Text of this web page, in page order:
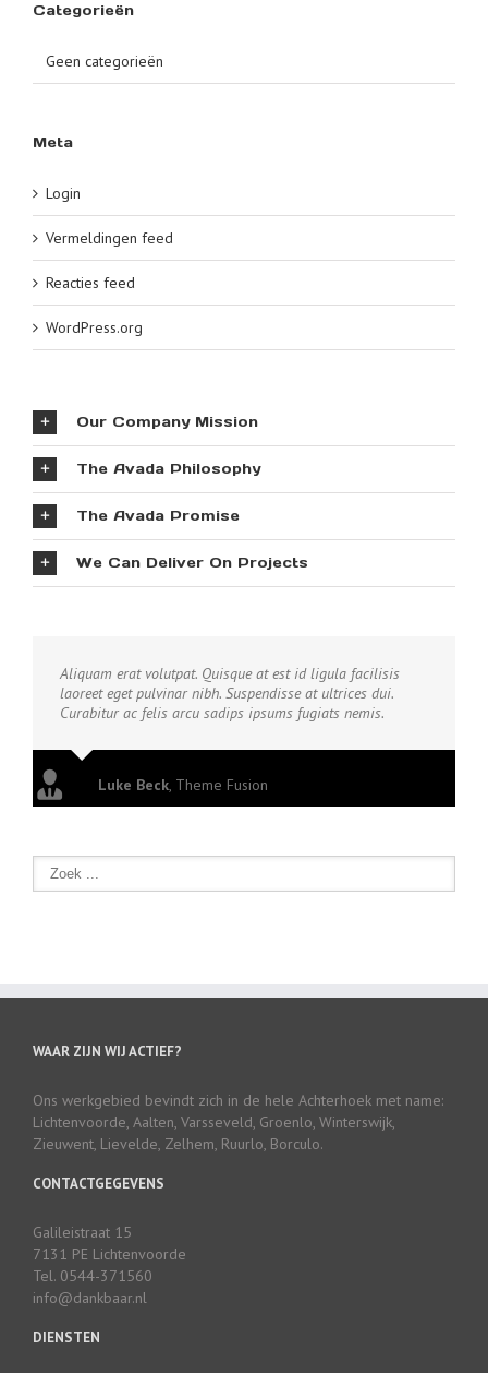
Categorieën
Geen categorieën
Meta
Login
Vermeldingen feed
Reacties feed
WordPress.org
Our Company Mission
The Avada Philosophy
The Avada Promise
We Can Deliver On Projects
Aliquam erat volutpat. Quisque at est id ligula facilisis
laoreet eget pulvinar nibh. Suspendisse at ultrices dui.
Curabitur ac felis arcu sadips ipsums fugiats nemis.
Luke Beck, Theme Fusion
WAAR ZIJN WIJ ACTIEF?
Ons werkgebied bevindt zich in de hele Achterhoek met name:
Lichtenvoorde, Aalten, Varsseveld, Groenlo, Winterswijk,
Zieuwent, Lievelde, Zelhem, Ruurlo, Borculo.
CONTACTGEGEVENS
Galileistraat 15
7131 PE Lichtenvoorde
Tel. 0544-371560
info@dankbaar.nl
DIENSTEN